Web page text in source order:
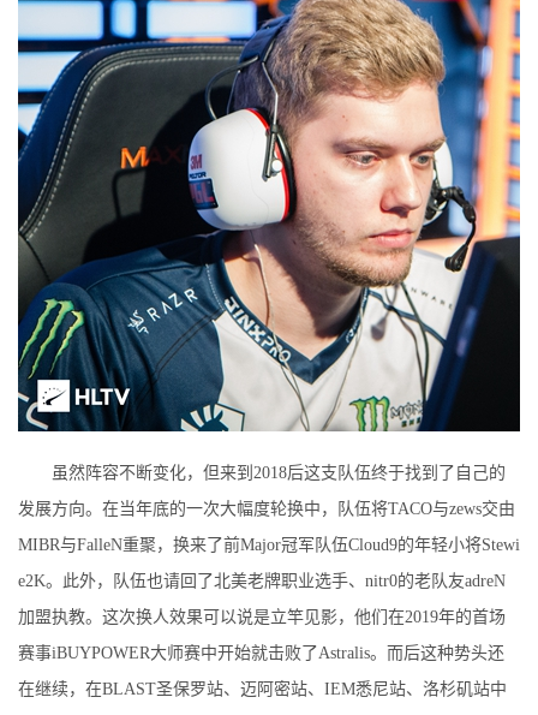
虽然阵容不断变化，但来到2018后这支队伍终于找到了自己的
发展方向。在当年底的一次大幅度轮换中，队伍将TACO与zews交由
MIBR与FalleN重聚，换来了前Major冠军队伍Cloud9的年轻小将Stewi
e2K。此外，队伍也请回了北美老牌职业选手、nitr0的老队友adreN
加盟执教。这次换人效果可以说是立竿见影，他们在2019年的首场
赛事iBUYPOWER大师赛中开始就击败了Astralis。而后这种势头还
在继续，在BLAST圣保罗站、迈阿密站、IEM悉尼站、洛杉矶站中